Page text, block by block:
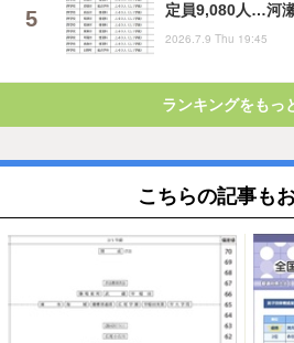
定員9,080人…河
2026.7.9 Thu 19:45
ランキングをもっ
こちらの記事も